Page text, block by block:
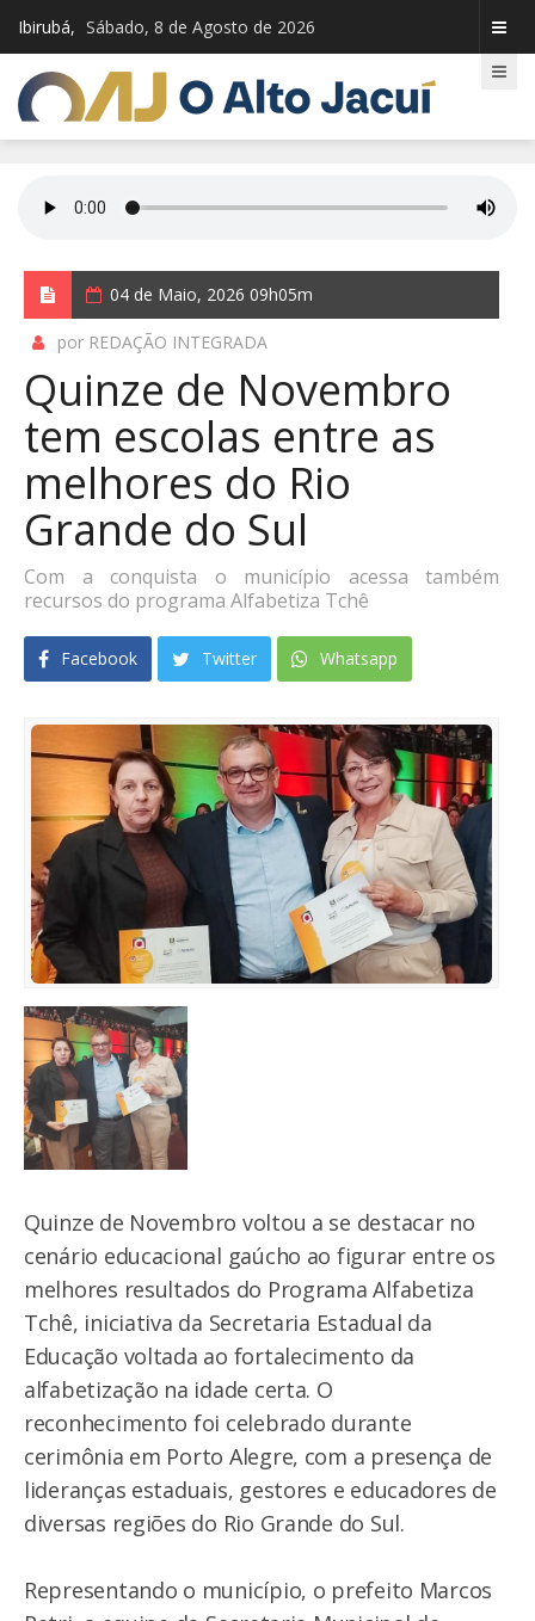
Ibirubá, Sábado, 8 de Agosto de 2026
04 de Maio, 2026 09h05m
por REDAÇÃO INTEGRADA
Quinze de Novembro
tem escolas entre as
melhores do Rio
Grande do Sul
Com a conquista o município acessa também
recursos do programa Alfabetiza Tchê
Facebook Twitter Whatsapp
Quinze de Novembro voltou a se destacar no
cenário educacional gaúcho ao figurar entre os
melhores resultados do Programa Alfabetiza
Tchê, iniciativa da Secretaria Estadual da
Educação voltada ao fortalecimento da
alfabetização na idade certa. O
reconhecimento foi celebrado durante
cerimônia em Porto Alegre, com a presença de
lideranças estaduais, gestores e educadores de
diversas regiões do Rio Grande do Sul.
Representando o município, o prefeito Marcos